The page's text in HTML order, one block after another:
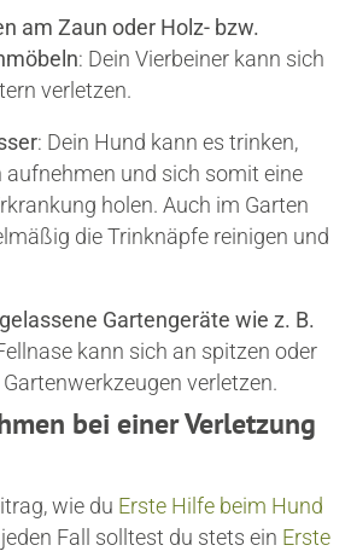
am Zaun oder Holz- bzw.
: Dein Vierbeiner kann sich
verletzen.
: Dein Hund kann es trinken,
aufnehmen und sich somit eine
holen. Auch im Garten
die Trinknäpfe reinigen und
Gartengeräte wie z. B.
kann sich an spitzen oder
verletzen.
bei einer Verletzung
wie du Erste Hilfe beim Hund
Fall solltest du stets ein Erste